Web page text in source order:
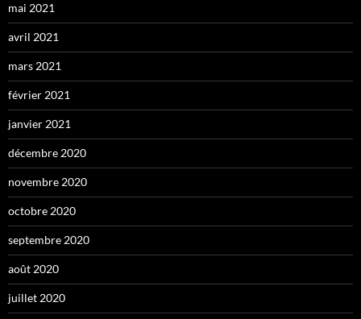
mai 2021
avril 2021
mars 2021
février 2021
janvier 2021
décembre 2020
novembre 2020
octobre 2020
septembre 2020
août 2020
juillet 2020